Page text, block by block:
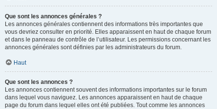
Que sont les annonces générales ?
Les annonces générales contiennent des informations très importantes que
vous devriez consulter en priorité. Elles apparaissent en haut de chaque forum
et dans le panneau de contrôle de l’utilisateur. Les permissions concernant les
annonces générales sont définies par les administrateurs du forum.
Haut
Que sont les annonces ?
Les annonces contiennent souvent des informations importantes sur le forum
dans lequel vous naviguez. Les annonces apparaissent en haut de chaque
page du forum dans lequel elles ont été publiées. Tout comme les annonces